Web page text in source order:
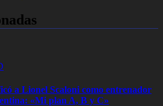
a Lionel Scaloni como entrenador
«Mi plan A, B y C»